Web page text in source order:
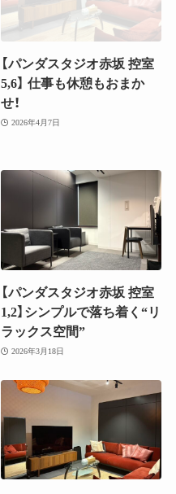
【パンダスタジオ赤坂 控室
5,6】 仕事も休憩もおまか
せ！
2026年4月7日
【パンダスタジオ赤坂 控室
1,2】シンプルで落ち着く“リ
ラックス空間”
2026年3月18日